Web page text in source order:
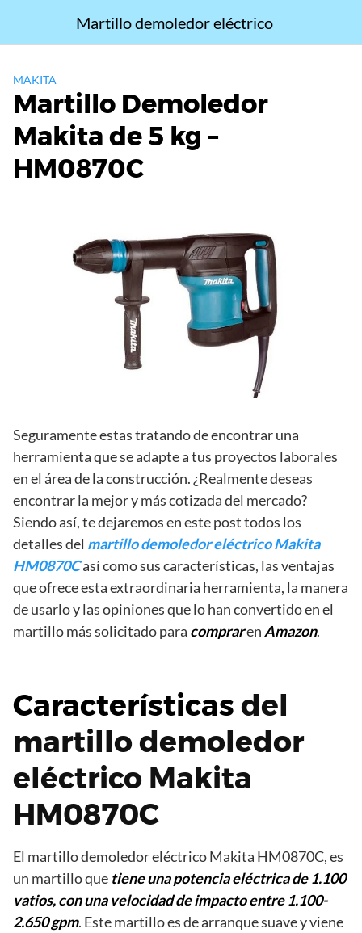
contenido
Martillo demoledor eléctrico
MAKITA
Martillo Demoledor
Makita de 5 kg –
HM0870C
Seguramente estas tratando de encontrar una
herramienta que se adapte a tus proyectos laborales
en el área de la construcción. ¿Realmente deseas
encontrar la mejor y más cotizada del mercado?
Siendo así, te dejaremos en este post todos los
detalles del martillo demoledor eléctrico Makita
HM0870Casí como sus características, las ventajas
que ofrece esta extraordinaria herramienta, la manera
de usarlo y las opiniones que lo han convertido en el
martillo más solicitado para compraren Amazon.
Características del
martillo demoledor
eléctrico Makita
HM0870C
El martillo demoledor eléctrico Makita HM0870C, es
un martillo que tiene una potencia eléctrica de 1.100
vatios, con una velocidad de impacto entre 1.100-
2.650 gpm. Este martillo es de arranque suave y viene